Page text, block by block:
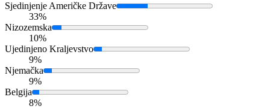
Sjedinjenje Američke Države
33%
Nizozemska
10%
Ujedinjeno Kraljevstvo
9%
Njemačka
9%
Belgija
8%